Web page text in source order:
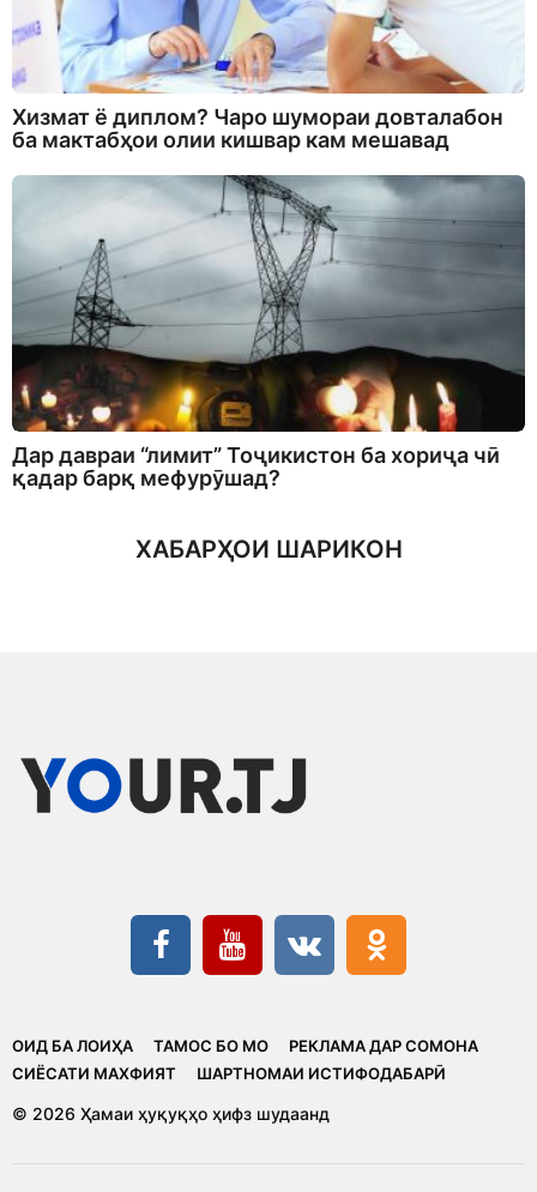
Хизмат ё диплом? Чаро шумораи довталабон
ба мактабҳои олии кишвар кам мешавад
Дар давраи “лимит” Тоҷикистон ба хориҷа чӣ
қадар барқ мефурӯшад?
ХАБАРҲОИ ШАРИКОН
ОИД БА ЛОИҲА ТАМОС БО МО
РЕКЛАМА ДАР СОМОНА
CИЁСАТИ МАХФИЯТ
ШАРТНОМАИ ИСТИФОДАБАРӢ
© 2026 Ҳамаи ҳуқуқҳо ҳифз шудаанд